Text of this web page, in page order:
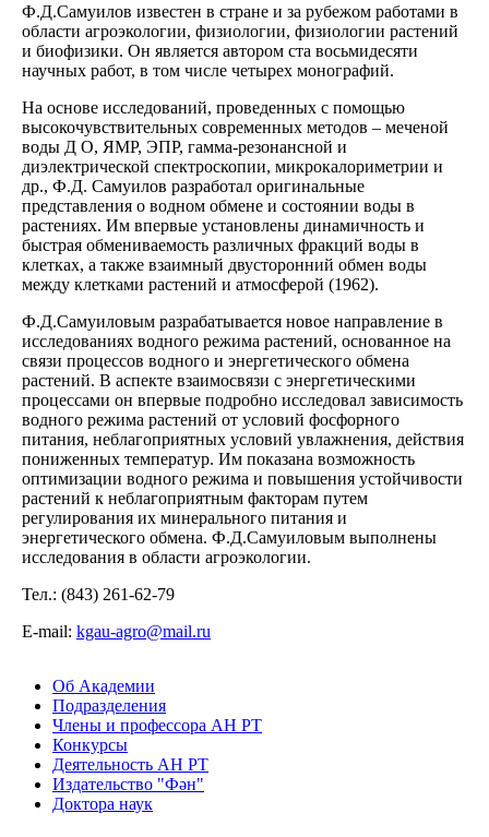
Ф.Д.Самуилов известен в стране и за рубежом работами в
области агроэкологии, физиологии, физиологии растений
и биофизики. Он является автором ста восьмидесяти
научных работ, в том числе четырех монографий.
На основе исследований, проведенных с помощью
высокочувствительных современных методов – меченой
воды Д О, ЯМР, ЭПР, гамма-резонансной и
диэлектрической спектроскопии, микрокалориметрии и
др., Ф.Д. Самуилов разработал оригинальные
представления о водном обмене и состоянии воды в
растениях. Им впервые установлены динамичность и
быстрая обмениваемость различных фракций воды в
клетках, а также взаимный двусторонний обмен воды
между клетками растений и атмосферой (1962).
Ф.Д.Самуиловым разрабатывается новое направление в
исследованиях водного режима растений, основанное на
связи процессов водного и энергетического обмена
растений. В аспекте взаимосвязи с энергетическими
процессами он впервые подробно исследовал зависимость
водного режима растений от условий фосфорного
питания, неблагоприятных условий увлажнения, действия
пониженных температур. Им показана возможность
оптимизации водного режима и повышения устойчивости
растений к неблагоприятным факторам путем
регулирования их минерального питания и
энергетического обмена. Ф.Д.Самуиловым выполнены
исследования в области агроэкологии.
Тел.: (843) 261-62-79
Е-mail: kgau-agro@mail.ru
Об Академии
Подразделения
Члены и профессора АН РТ
Конкурсы
Деятельность АН РТ
Издательство "Фән"
Доктора наук